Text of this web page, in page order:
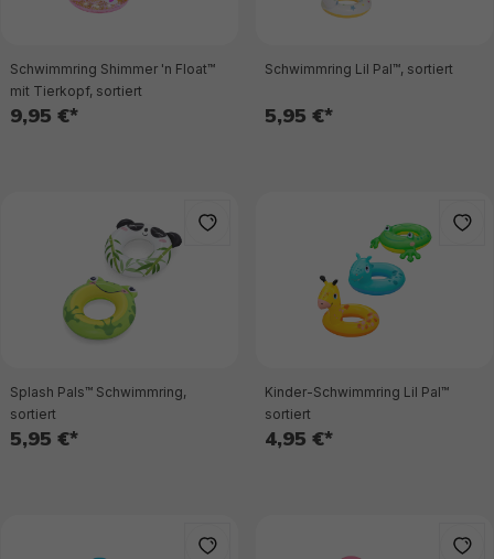
Schwimmring Shimmer 'n Float™
mit Tierkopf, sortiert
9,95 €*
Schwimmring Lil Pal™, sortiert
5,95 €*
Splash Pals™ Schwimmring,
sortiert
5,95 €*
Kinder-Schwimmring Lil Pal™
sortiert
4,95 €*